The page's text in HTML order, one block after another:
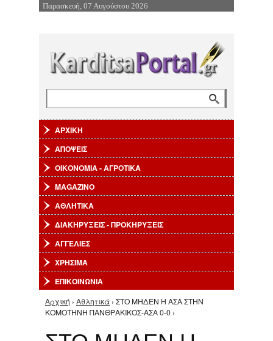
Επιστροφή στην Πλοήγηση
Παρασκευή, 07 Αυγούστου 2026
ΑΡΧΙΚΗ
ΑΠΟΨΕΙΣ
ΟΙΚΟΝΟΜΙΑ - ΑΓΡΟΤΙΚΑ
MAGAZINO
ΑΘΛΗΤΙΚΑ
ΔΙΑΚΗΡΥΞΕΙΣ - ΠΡΟΚΗΡΥΞΕΙΣ
ΑΓΓΕΛΙΕΣ
ΧΡΗΣΙΜΑ
ΕΠΙΚΟΙΝΩΝΙΑ
Είστε εδώ
Αρχική › Αθλητικά › ΣΤΟ ΜΗΔΕΝ Η ΑΣΑ ΣΤΗΝ
ΚΟΜΟΤΗΝΗ ΠΑΝΘΡΑΚΙΚΟΣ-ΑΣΑ 0-0 ›